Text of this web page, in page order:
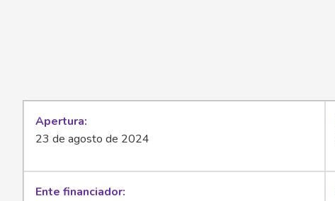
Apertura
23 de agosto de 2024
Ente financiador